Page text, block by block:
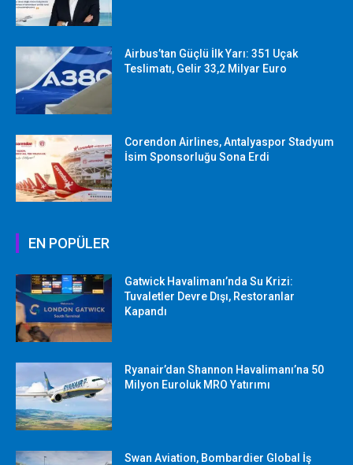
Airbus’tan Güçlü İlk Yarı: 351 Uçak
Teslimatı, Gelir 33,2 Milyar Euro
Corendon Airlines, Antalyaspor Stadyum
İsim Sponsorluğu Sona Erdi
EN POPÜLER
Gatwick Havalimanı’nda Su Krizi:
Tuvaletler Devre Dışı, Restoranlar
Kapandı
Ryanair’dan Shannon Havalimanı’na 50
Milyon Euroluk MRO Yatırımı
Swan Aviation, Bombardier Global İş